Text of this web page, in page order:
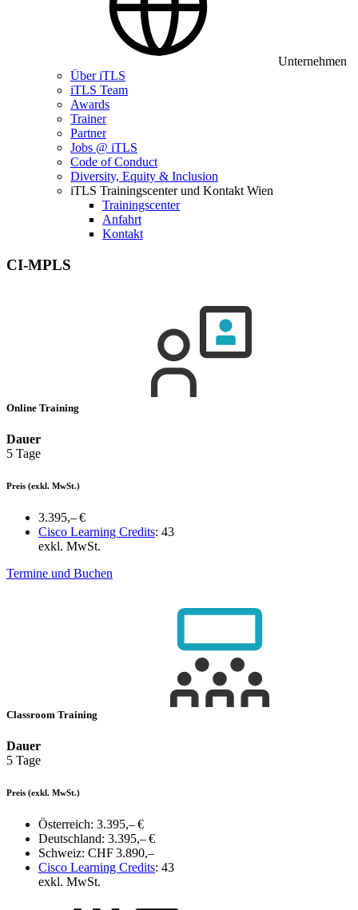
Unternehmen
Über iTLS
iTLS Team
Awards
Trainer
Partner
Jobs @ iTLS
Code of Conduct
Diversity, Equity & Inclusion
iTLS Trainingscenter und Kontakt Wien
Trainingscenter
Anfahrt
Kontakt
CI-MPLS
Online Training
Dauer
5 Tage
Preis (exkl. MwSt.)
3.395,– €
Cisco Learning Credits: 43
exkl. MwSt.
Termine und Buchen
Classroom Training
Dauer
5 Tage
Preis (exkl. MwSt.)
Österreich: 3.395,– €
Deutschland: 3.395,– €
Schweiz: CHF 3.890,–
Cisco Learning Credits: 43
exkl. MwSt.